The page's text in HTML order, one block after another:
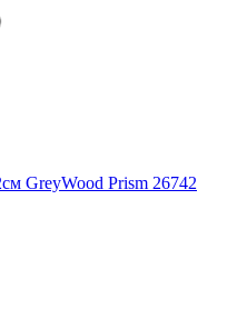
GreyWood Prism 26742